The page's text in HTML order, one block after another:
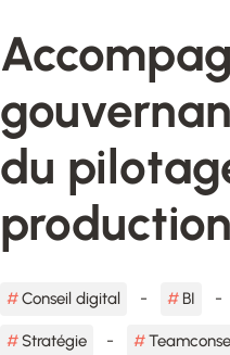
du
production
Conseil digital BI
Stratégie